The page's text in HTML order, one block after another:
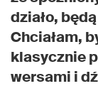
działo,
Chciałam,
klasycznie
wersami i